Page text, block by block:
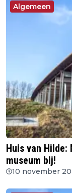
Algemeen
Huis van Hilde:
museum bij!
10 november